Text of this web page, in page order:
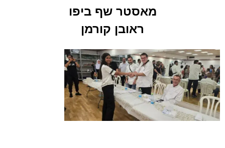
מאסטר שף ביפו
ראובן קורמן